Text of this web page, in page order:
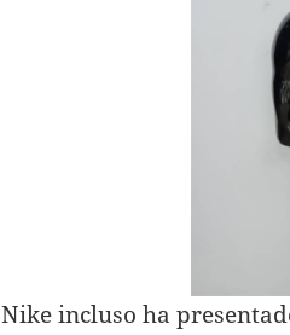
Nike incluso ha